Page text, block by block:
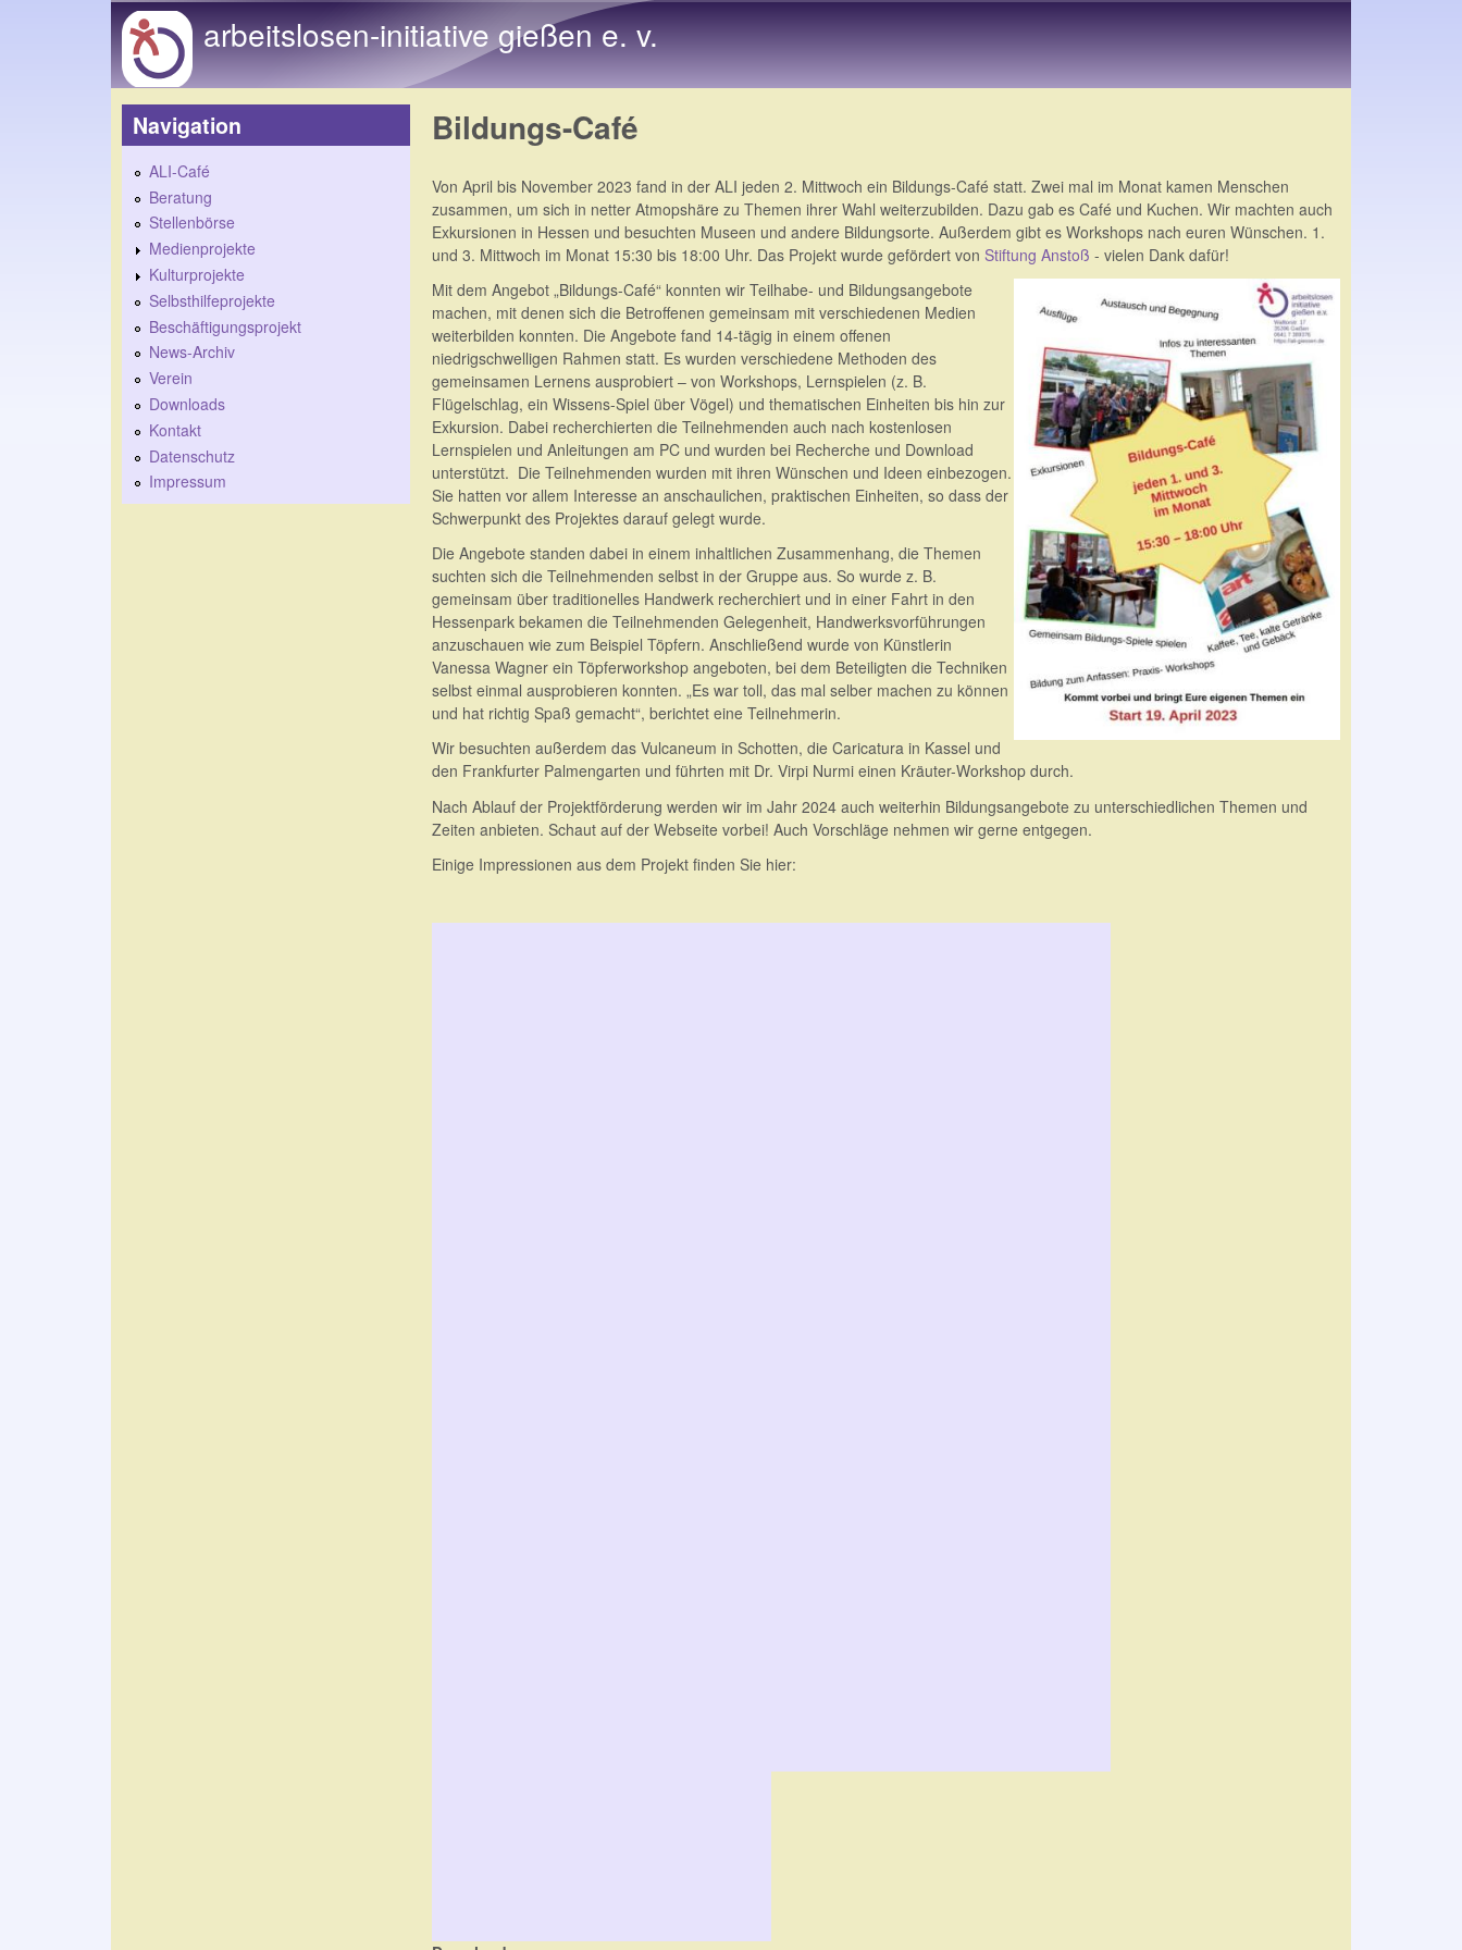
arbeitslosen-initiative gießen e. v.
Bildungs-Café
Von April bis November 2023 fand in der ALI jeden 2. Mittwoch ein Bildungs-Café statt. Zwei mal im Monat kamen Menschen
zusammen, um sich in netter Atmopshäre zu Themen ihrer Wahl weiterzubilden. Dazu gab es Café und Kuchen. Wir machten auch
Exkursionen in Hessen und besuchten Museen und andere Bildungsorte. Außerdem gibt es Workshops nach euren Wünschen. 1.
und 3. Mittwoch im Monat 15:30 bis 18:00 Uhr. Das Projekt wurde gefördert von Stiftung Anstoß - vielen Dank dafür!
Mit dem Angebot „Bildungs-Café“ konnten wir Teilhabe- und Bildungsangebote
machen, mit denen sich die Betroffenen gemeinsam mit verschiedenen Medien
weiterbilden konnten. Die Angebote fand 14-tägig in einem offenen
niedrigschwelligen Rahmen statt. Es wurden verschiedene Methoden des
gemeinsamen Lernens ausprobiert – von Workshops, Lernspielen (z. B.
Flügelschlag, ein Wissens-Spiel über Vögel) und thematischen Einheiten bis hin zur
Exkursion. Dabei recherchierten die Teilnehmenden auch nach kostenlosen
Lernspielen und Anleitungen am PC und wurden bei Recherche und Download
unterstützt. Die Teilnehmenden wurden mit ihren Wünschen und Ideen einbezogen.
Sie hatten vor allem Interesse an anschaulichen, praktischen Einheiten, so dass der
Schwerpunkt des Projektes darauf gelegt wurde.
Die Angebote standen dabei in einem inhaltlichen Zusammenhang, die Themen
suchten sich die Teilnehmenden selbst in der Gruppe aus. So wurde z. B.
gemeinsam über traditionelles Handwerk recherchiert und in einer Fahrt in den
Hessenpark bekamen die Teilnehmenden Gelegenheit, Handwerksvorführungen
anzuschauen wie zum Beispiel Töpfern. Anschließend wurde von Künstlerin
Vanessa Wagner ein Töpferworkshop angeboten, bei dem Beteiligten die Techniken
selbst einmal ausprobieren konnten. „Es war toll, das mal selber machen zu können
und hat richtig Spaß gemacht“, berichtet eine Teilnehmerin.
Wir besuchten außerdem das Vulcaneum in Schotten, die Caricatura in Kassel und
den Frankfurter Palmengarten und führten mit Dr. Virpi Nurmi einen Kräuter-Workshop durch.
Nach Ablauf der Projektförderung werden wir im Jahr 2024 auch weiterhin Bildungsangebote zu unterschiedlichen Themen und
Zeiten anbieten. Schaut auf der Webseite vorbei! Auch Vorschläge nehmen wir gerne entgegen.
Einige Impressionen aus dem Projekt finden Sie hier:
Navigation
ALI-Café
Beratung
Stellenbörse
Medienprojekte
Kulturprojekte
Selbsthilfeprojekte
Beschäftigungsprojekt
News-Archiv
Verein
Downloads
Kontakt
Datenschutz
Impressum